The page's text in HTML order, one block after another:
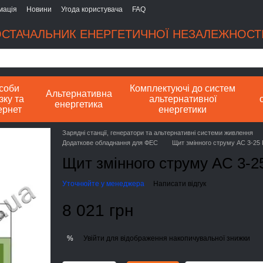
Новини Угода користувача FAQ
ЕНЕРГЕТИЧНОЇ
та
Альтернативна
енергетика
Комплектуючі до систем
альтернативної
енергетики
Зарядні станції, генератори та альтернативні системи живлення
Додаткове обладнання для ФЕС
Щит змінного струму AC 3-25
Щит змінного струму AC 3-
Уточнюйте у менеджера Написати відгук
8 021 грн
% Увійти для відображення накопичувальної знижки